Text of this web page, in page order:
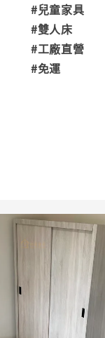
#兒童家具
#雙人床
#工廠直營
#免運